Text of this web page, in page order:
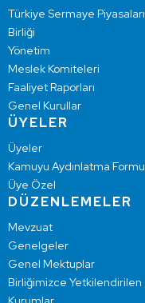
Türkiye Sermaye Piyasaları
Birliği
Yönetim
Meslek Komiteleri
Faaliyet Raporları
Genel Kurullar
ÜYELER
Üyeler
Kamuyu Aydınlatma Formu
Üye Özel
DÜZENLEMELER
Mevzuat
Genelgeler
Genel Mektuplar
Birliğimizce Yetkilendirilen